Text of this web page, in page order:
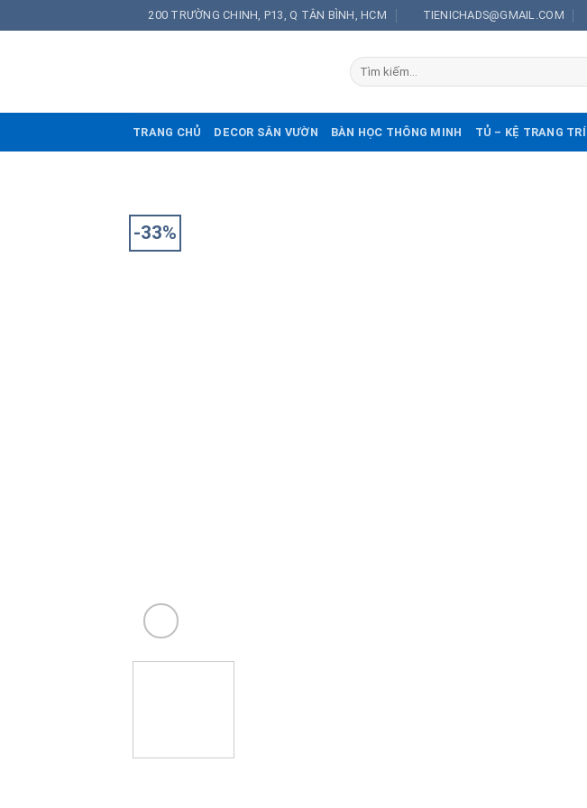
to
200 TRƯỜNG CHINH, P13, Q TÂN BÌNH, HCM TIENICHADS@GMAIL.COM
TRANG CHỦ DECOR SÂN VƯỜN BÀN HỌC THÔNG MINH TỦ – KỆ TRANG TRÍ
-33%